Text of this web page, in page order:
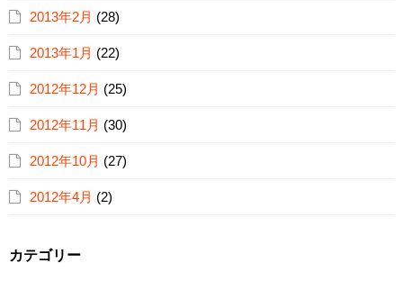
2013年2月 (28)
2013年1月 (22)
2012年12月 (25)
2012年11月 (30)
2012年10月 (27)
2012年4月 (2)
カテゴリー